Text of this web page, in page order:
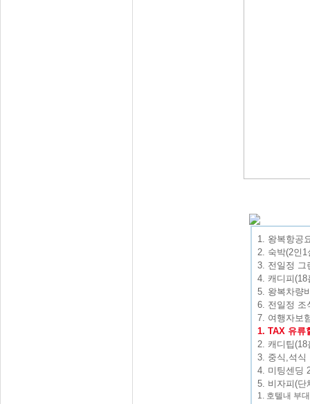
1. 왕복항공
2. 숙박(2인1
3. 전일정 그
4. 캐디피(18
5. 왕복차량
6. 전일정 조
7. 여행자보
1. TAX 유류
2. 캐디팁(18
3. 중식,석식
4. 미팅센딩
5. 비자피(단
1. 호텔내 부